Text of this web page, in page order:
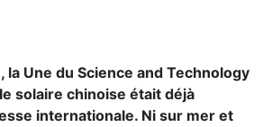
la Une du Science and Technology
solaire chinoise était déjà
internationale. Ni sur mer et